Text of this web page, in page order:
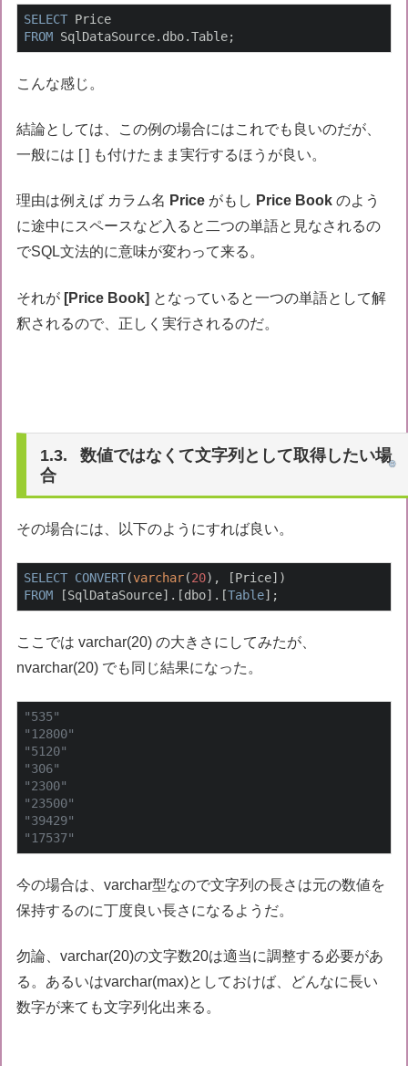
SELECT
FROM SqlDataSource.dbo.Table;
こんな感じ。
結論としては、この例の場合にはこれでも良いのだが、
一般には [ ] も付けたまま実行するほうが良い。
理由は例えば カラム名 Price がもし Price Book のよう
に途中にスペースなど入ると二つの単語と見なされるの
でSQL文法的に意味が変わって来る。
それが [Price Book] となっていると一つの単語として解
釈されるので、正しく実行されるのだ。
数値ではなくて文字列として取得したい場
合
その場合には、以下のようにすれば良い。
SELECT CONVERT(varchar(20
FROM [SqlDataSource].[dbo].[Table];
ここでは varchar(20) の大きさにしてみたが、
nvarchar(20) でも同じ結果になった。
"535"
"12800"
"5120"
"306"
"2300"
"23500"
"39429"
"17537"
今の場合は、varchar型なので文字列の長さは元の数値を
保持するのに丁度良い長さになるようだ。
勿論、varchar(20)の文字数20は適当に調整する必要があ
る。あるいはvarchar(max)としておけば、どんなに長い
数字が来ても文字列化出来る。